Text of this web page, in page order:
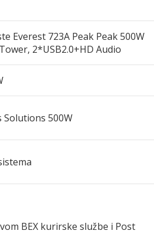
Everest 723A Peak Peak 500W
2*USB2.0+HD Audio
Solutions 500W
BEX kurirske službe i Post